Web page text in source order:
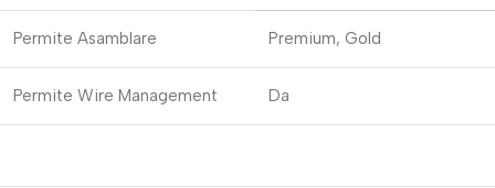
Permite Asamblare Premium, Gold
Permite Wire Management Da